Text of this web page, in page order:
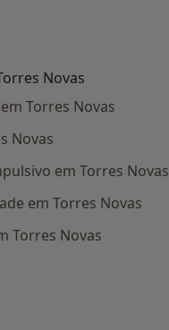
Novas
Torres Novas
Novas
em Torres Novas
em Torres Novas
Torres Novas